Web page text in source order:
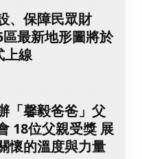
、保障民眾財
最新地形圖將於
上線
「馨毅爸爸」父
18位父親受獎 展
懷的溫度與力量